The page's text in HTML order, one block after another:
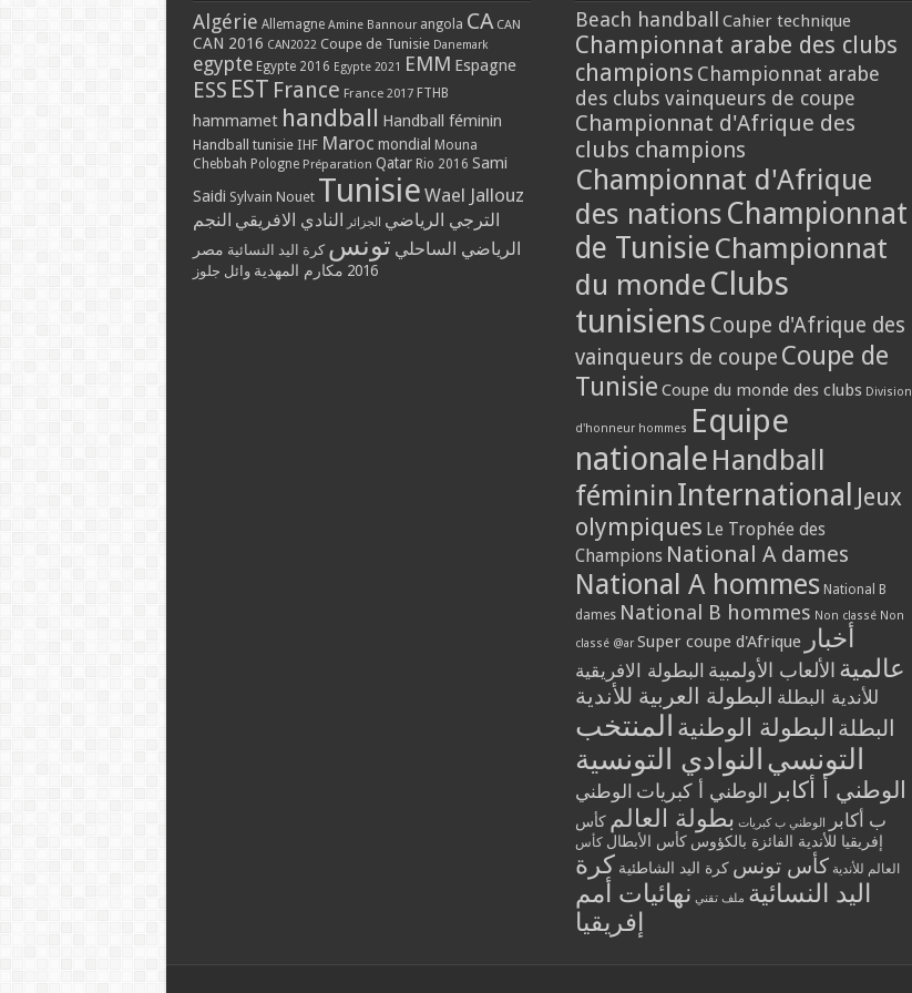
Algérie Allemagne Amine Bannour angola CA CAN
CAN 2016 CAN2022 Coupe de Tunisie Danemark
egypte Egypte 2016 Egypte 2021 EMM Espagne
ESS EST France France 2017 FTHB
hammamet handball Handball féminin
Handball tunisie IHF Maroc mondial Mouna
Chebbah Pologne Préparation Qatar Rio 2016 Sami
Saidi Sylvain Nouet Tunisie Wael Jallouz
الترجي الرياضي الجزائر النادي الافريقي النجم
الرياضي الساحلي تونس كرة اليد النسائية مصر
2016 مكارم المهدية وائل جلوز
Beach handball Cahier technique
Championnat arabe des clubs
champions Championnat arabe
des clubs vainqueurs de coupe
Championnat d'Afrique des
clubs champions
Championnat d'Afrique
des nations Championnat
de Tunisie Championnat
du monde Clubs
tunisiens Coupe d'Afrique des
vainqueurs de coupe Coupe de
Tunisie Coupe du monde des clubs Division
d'honneur hommes Equipe
nationale Handball
féminin International Jeux
olympiques Le Trophée des
Champions National A dames
National A hommes National B
dames National B hommes Non classé Non
classé @ar Super coupe d'Afrique أخبار
عالمية الألعاب الأولمبية البطولة الافريقية
للأندية البطلة البطولة العربية للأندية
البطلة البطولة الوطنية المنتخب
التونسي النوادي التونسية
الوطني أ أكابر الوطني أ كبريات الوطني
ب أكابر
الوطني ب كبريات بطولة العالم كأس
إفريقيا للأندية الفائزة بالكؤوس كأس الأبطال كأس
العالم للأندية كأس تونس كرة اليد الشاطئية كرة
اليد النسائية ملف تقني نهائيات أمم
إفريقيا